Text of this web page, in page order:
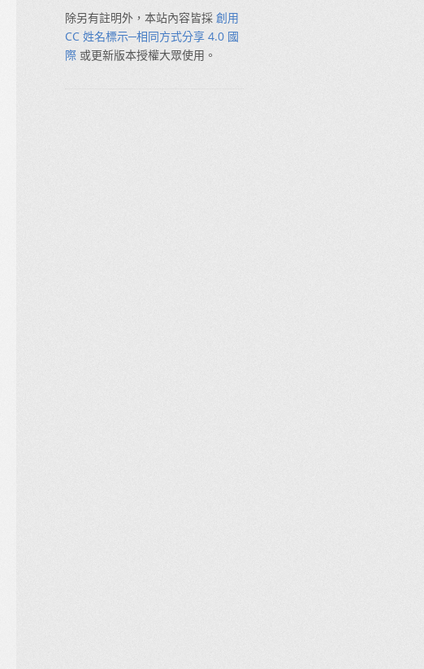
除另有註明外，本站內容皆採 創用
CC 姓名標示─相同方式分享 4.0 國
際 或更新版本授權大眾使用。